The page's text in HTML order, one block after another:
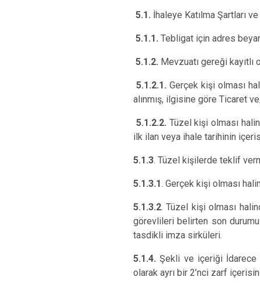
5.1. İhaleye Katılma Şartları
5.1.1. Tebligat için adres
5.1.2. Mevzuatı gereği
5.1.2.1. Gerçek kişi olması
alınmış, ilgisine göre Ticaret
5.1.2.2. Tüzel kişi olması
ilk ilan veya ihale tarihinin
5.1.3. Tüzel kişilerde teklif
5.1.3.1. Gerçek kişi olması
5.1.3.2. Tüzel kişi olması
görevlileri belirten son
tasdikli imza sirküleri.
5.1.4. Şekli ve içeriği İdarece
olarak ayrı bir 2’nci zarf